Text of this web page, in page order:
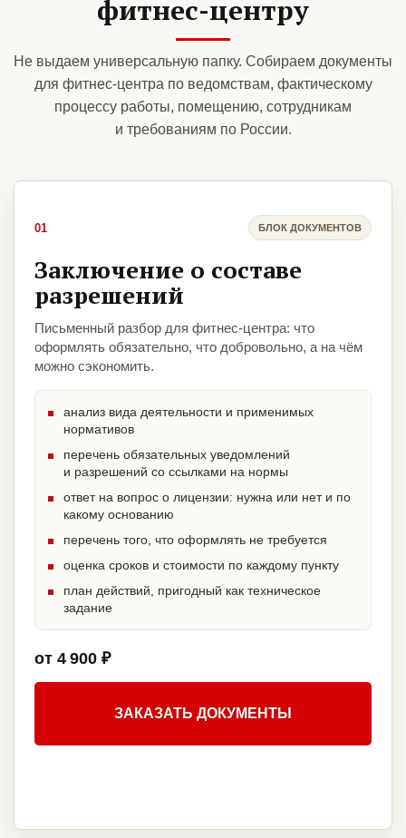
фитнес-центру
Не выдаем универсальную папку. Собираем документы
для фитнес-центра по ведомствам, фактическому
процессу работы, помещению, сотрудникам
и требованиям по России.
01 БЛОК ДОКУМЕНТОВ
Заключение о составе
разрешений
Письменный разбор для фитнес-центра: что
оформлять обязательно, что добровольно, а на чём
можно сэкономить.
анализ вида деятельности и применимых
нормативов
перечень обязательных уведомлений
и разрешений со ссылками на нормы
ответ на вопрос о лицензии: нужна или нет и по
какому основанию
перечень того, что оформлять не требуется
оценка сроков и стоимости по каждому пункту
план действий, пригодный как техническое
задание
от 4 900 ₽
ЗАКАЗАТЬ ДОКУМЕНТЫ